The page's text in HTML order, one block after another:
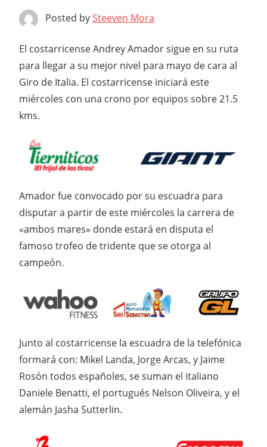
Posted bySteeven Mora
El costarricense Andrey Amador sigue en su ruta
para llegar a su mejor nivel para mayo de cara al
Giro de Italia. El costarricense iniciará este
miércoles con una crono por equipos sobre 21.5
kms.
Amador fue convocado por su escuadra para
disputar a partir de este miércoles la carrera de
«ambos mares» donde estará en disputa el
famoso trofeo de tridente que se otorga al
campeón.
Junto al costarricense la escuadra de la telefónica
formará con: Mikel Landa, Jorge Arcas, y Jaime
Rosón todos españoles, se suman el italiano
Daniele Benatti, el portugués Nelson Oliveira, y el
alemán Jasha Sutterlin.